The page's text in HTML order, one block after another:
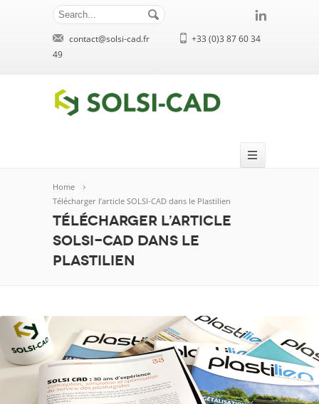
contact@solsi-cad.fr
+33 (0)3 87 60 34
49
Home
Télécharger l’article SOLSI-CAD dans le Plastilien
Télécharger l’article
SOLSI-CAD dans le
Plastilien